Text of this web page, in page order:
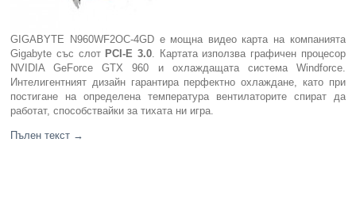
GIGABYTE N960WF2OC-4GD е мощна видео карта на компанията
Gigabyte със слот PCI-E 3.0. Картата използва графичен процесор
NVIDIA GeForce GTX 960 и охлаждащата система Windforce.
Интелигентният дизайн гарантира перфектно охлаждане, като при
постигане на определена температура вентилаторите спират да
работат, способствайки за тихата ни игра.
Пълен текст →